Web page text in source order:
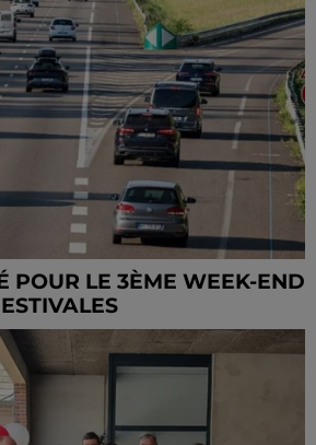
POUR LE 3ÈME WEEK-END